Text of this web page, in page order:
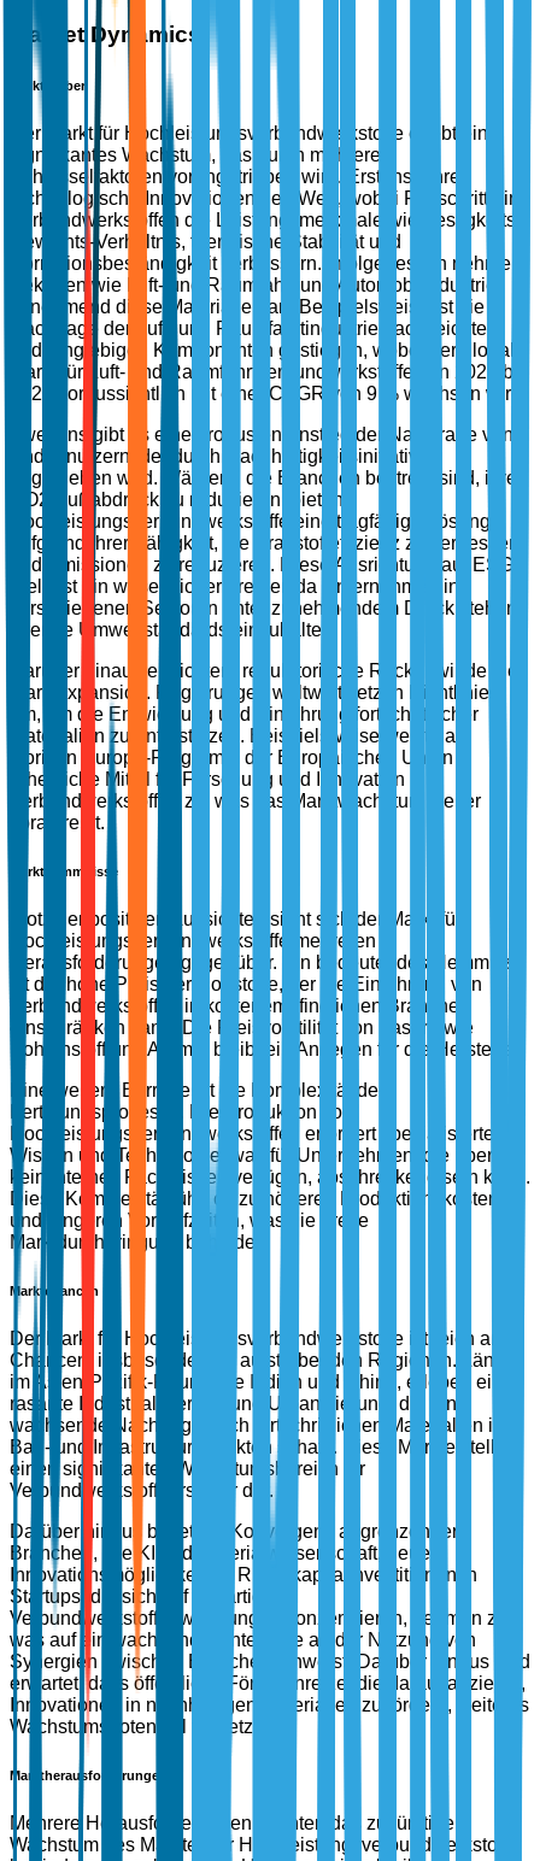
Market Dynamics
Markttreiber
Der Markt für Hochleistungsverbundwerkstoffe erlebt ein
signifikantes Wachstum, das durch mehrere
Schlüsselfaktoren vorangetrieben wird. Erstens führen
technologische Innovationen den Weg, wobei Fortschritte in
Verbundwerkstoffen die Leistungsmerkmale wie Festigkeits-
Gewichts-Verhältnis, thermische Stabilität und
Korrosionsbeständigkeit verbessern. Infolgedessen nehmen
Sektoren wie Luft- und Raumfahrt und Automobilindustrie
zunehmend diese Materialien an. Beispielsweise ist die
Nachfrage der Luft- und Raumfahrtindustrie nach leichten
und langlebigen Komponenten gestiegen, wobei der globale
Markt für Luft- und Raumfahrtverbundwerkstoffe von 2021 bis
2026 voraussichtlich mit einer CAGR von 9 % wachsen wird.
Zweitens gibt es einen robusten Anstieg der Nachfrage von
Endbenutzern, der durch Nachhaltigkeitsinitiativen
angetrieben wird. Während die Branchen bestrebt sind, ihren
CO2-Fußabdruck zu reduzieren, bieten
Hochleistungsverbundwerkstoffe eine tragfähige Lösung
aufgrund ihrer Fähigkeit, die Kraftstoffeffizienz zu verbessern
und Emissionen zu reduzieren. Diese Ausrichtung auf ESG-
Ziele ist ein wesentlicher Treiber, da Unternehmen in
verschiedenen Sektoren unter zunehmendem Druck stehen,
strenge Umweltstandards einzuhalten.
Darüber hinaus erleichtern regulatorische Rückenwinde die
Marktexpansion. Regierungen weltweit setzen Richtlinien
um, um die Entwicklung und Einführung fortschrittlicher
Materialien zu unterstützen. Beispielsweise weist das
Horizon Europe-Programm der Europäischen Union
erhebliche Mittel für Forschung und Innovation in
Verbundwerkstoffen zu, was das Marktwachstum weiter
vorantreibt.
Markthemmnisse
Trotz der positiven Aussichten sieht sich der Markt für
Hochleistungsverbundwerkstoffe mehreren
Herausforderungen gegenüber. Ein bedeutendes Hemmnis
ist der hohe Preis der Rohstoffe, der die Einführung von
Verbundwerkstoffen in kostenempfindlichen Branchen
einschränken kann. Die Preisvolatilität von Fasern wie
Kohlenstoff und Aramid bleibt ein Anliegen für die Hersteller.
Eine weitere Barriere ist die Komplexität der
Fertigungsprozesse. Die Produktion von
Hochleistungsverbundwerkstoffen erfordert spezialisiertes
Wissen und Technologie, was für Unternehmen, die über
kein internes Fachwissen verfügen, abschreckend sein kann.
Diese Komplexität führt oft zu höheren Produktionskosten
und längeren Vorlaufzeiten, was die breite
Marktdurchdringung behindert.
Marktchancen
Der Markt für Hochleistungsverbundwerkstoffe ist reich an
Chancen, insbesondere in aufstrebenden Regionen. Länder
im Asien-Pazifik-Raum, wie Indien und China, erleben eine
rasante Industrialisierung und Urbanisierung, die eine
wachsende Nachfrage nach fortschrittlichen Materialien in
Bau- und Infrastrukturprojekten schafft. Diese Märkte stellen
einen signifikanten Wachstumsbereich für
Verbundwerkstoffhersteller dar.
Darüber hinaus bietet die Konvergenz angrenzender
Branchen, wie KI und Materialwissenschaft, neue
Innovationsmöglichkeiten. Risikokapitalinvestitionen in
Startups, die sich auf neuartige
Verbundwerkstoffanwendungen konzentrieren, nehmen zu,
was auf ein wachsendes Interesse an der Nutzung von
Synergien zwischen Branchen hinweist. Darüber hinaus wird
erwartet, dass öffentliche Förderanreize, die darauf abzielen,
Innovationen in nachhaltigen Materialien zu fördern, weiteres
Wachstumspotenzial freisetzen.
Marktherausforderungen
Mehrere Herausforderungen könnten das zukünftige
Wachstum des Marktes für Hochleistungsverbundwerkstoffe